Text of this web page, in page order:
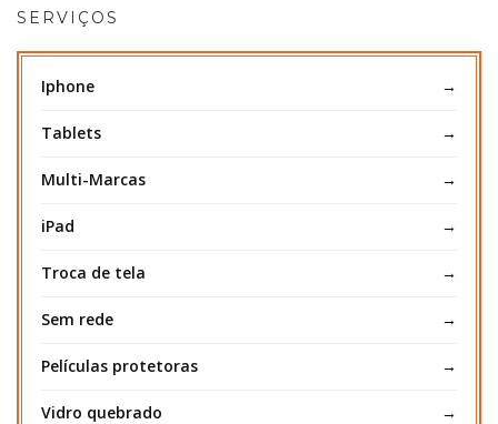
SERVIÇOS
Iphone
Tablets
Multi-Marcas
iPad
Troca de tela
Sem rede
Películas protetoras
Vidro quebrado